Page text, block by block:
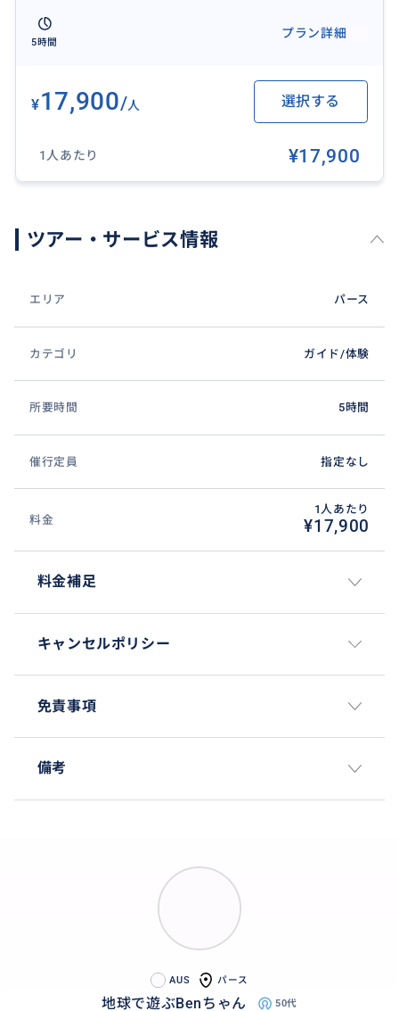
ご不明な点等ございましたらお気軽にお尋ねくださ
い。
5時間
プラン詳細
¥17,900/人 選択する
1人あたり ¥17,900
ツアー・サービス情報
エリア パース
カテゴリ ガイド/体験
所要時間 5時間
催行定員 指定なし
料金
1人あたり
¥17,900
料金補足
キャンセルポリシー
免責事項
備考
AUS パース
地球で遊ぶBenちゃん 50代